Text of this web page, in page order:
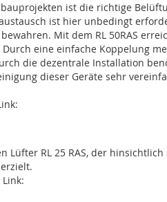
ist die richtige
ist hier unbedingt
Mit dem RL 50RAS
eine einfache Koppelung
die dezentrale Installation
dieser Geräte sehr
Lüfter RL 25 RAS, der